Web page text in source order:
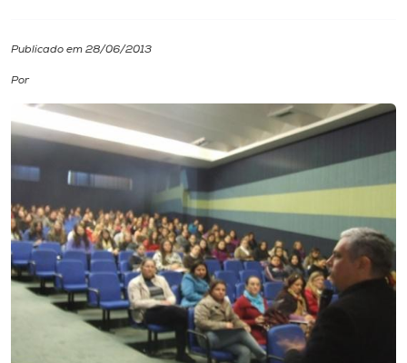
Cultura
CPA
Biblioteca
Editora
Rádio
Publicado em 28/06/2013
Por